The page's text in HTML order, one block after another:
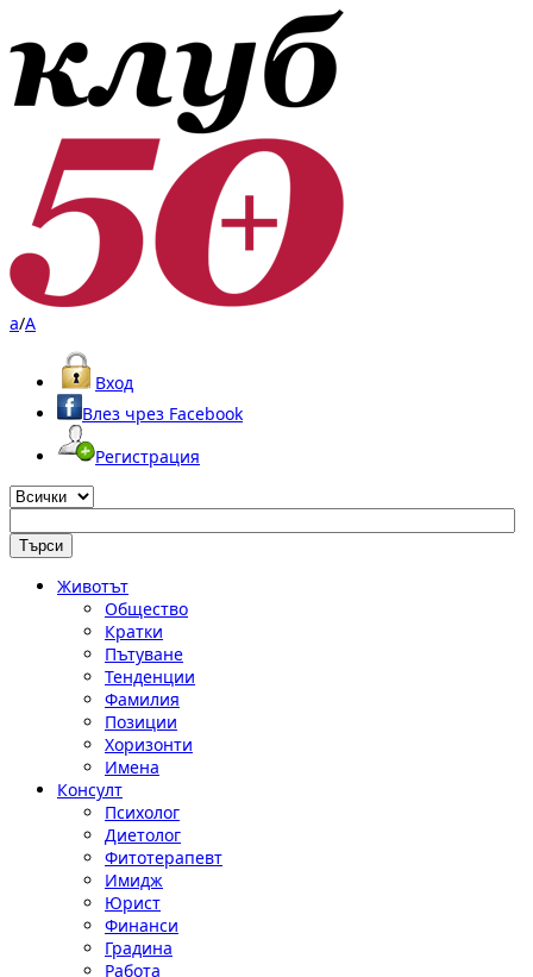
a/A
Вход
Влез чрез Facebook
Регистрация
Животът
Общество
Кратки
Пътуване
Тенденции
Фамилия
Позиции
Хоризонти
Имена
Консулт
Психолог
Диетолог
Фитотерапевт
Имидж
Юрист
Финанси
Градина
Работа